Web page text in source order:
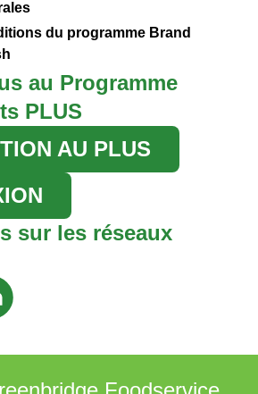
du programme Brand
au Programme
PLUS
AU PLUS
sur les réseaux